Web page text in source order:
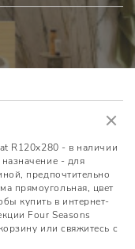
R120x280 - в наличии
- для
предпочтительно
прямоугольная, цвет
купить в интернет-
Four Seasons
или свяжитесь с